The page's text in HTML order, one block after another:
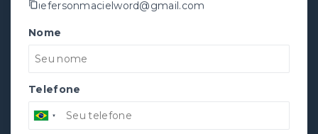
jefersonmacielword@gmail.com
Nome
Telefone